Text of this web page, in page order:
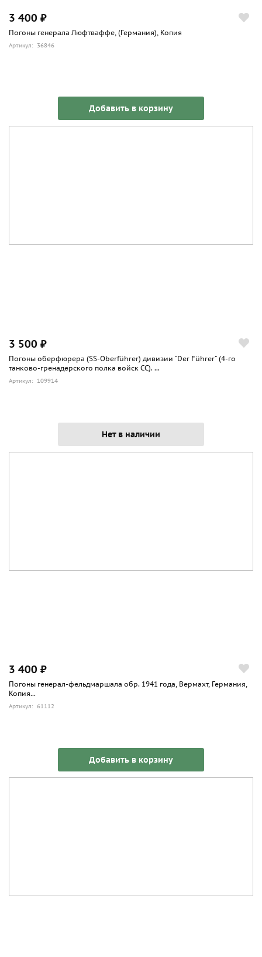
3 400 ₽
Погоны генерала Люфтваффе, (Германия), Копия
Артикул: 36846
Добавить в корзину
3 500 ₽
Погоны оберфюрера (SS-Oberführer) дивизии "Der Führer" (4-го
танково-гренадерского полка войск СС). ...
Артикул: 109914
Нет в наличии
3 400 ₽
Погоны генерал-фельдмаршала обр. 1941 года, Вермахт, Германия,
Копия...
Артикул: 61112
Добавить в корзину